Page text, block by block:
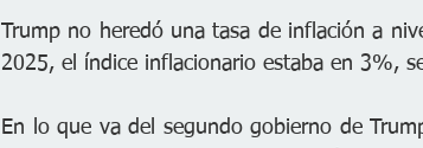
Trump no heredó una tasa de inflación a
2025, el índice inflacionario estaba en 3%,
En lo que va del segundo gobierno de